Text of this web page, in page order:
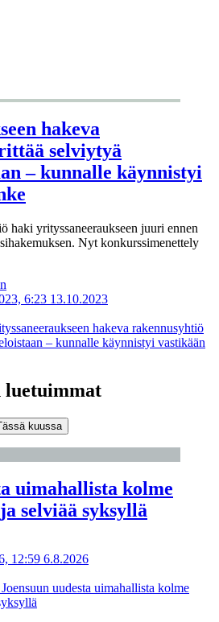
hakeva
selviytyä
– kunnalle käynnistyi
haki yrityssaneeraukseen juuri ennen
Nyt konkurssimenettely
6:23 13.10.2023
hakeva rakennusyhtiö
– kunnalle käynnistyi vastikään
luetuimmat
kuussa
uimahallista kolme
selviää syksyllä
12:59 6.8.2026
uudesta uimahallista kolme